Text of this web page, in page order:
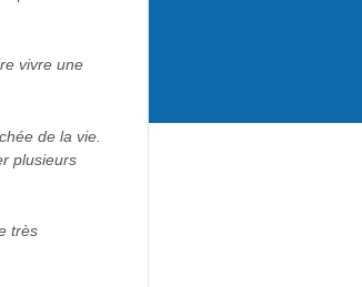
vivre une
de la vie.
plusieurs
très